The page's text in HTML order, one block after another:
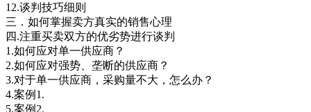
12.谈判技巧细则
三．如何掌握卖方真实的销售心理
四.注重买卖双方的优劣势进行谈判
1.如何应对单一供应商？
2.如何应对强势、垄断的供应商？
3.对于单一供应商，采购量不大，怎么办？
4.案例1.
5.案例2.